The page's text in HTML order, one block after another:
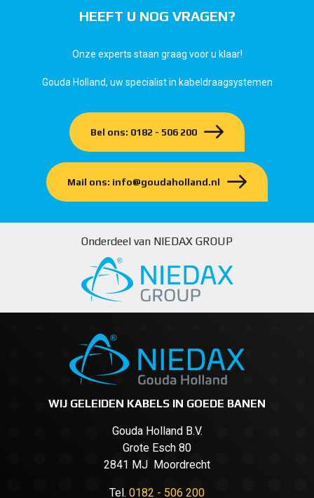
HEEFT U NOG VRAGEN?
Onze experts staan graag voor u klaar!
Gouda Holland, uw specialist in kabeldraagsystemen
Bel ons: 0182 - 506 200
Mail ons: info@goudaholland.nl
Onderdeel van NIEDAX GROUP
WIJ GELEIDEN KABELS IN GOEDE BANEN
Gouda Holland B.V.
Grote Esch 80
2841 MJ Moordrecht
Tel. 0182 - 506 200